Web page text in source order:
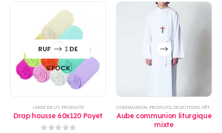
RUPTURE DE
STOCK
LINGE DE LIT, PRODUITS
Drap housse 60x120 Poyet
Ce
produit
a
plusieurs
Les
options
peuvent
être
COMMUNION, PRODUITS,SELECTIONS,VÊTEMENT ENFANTS
Aube communion liturgique
mixte